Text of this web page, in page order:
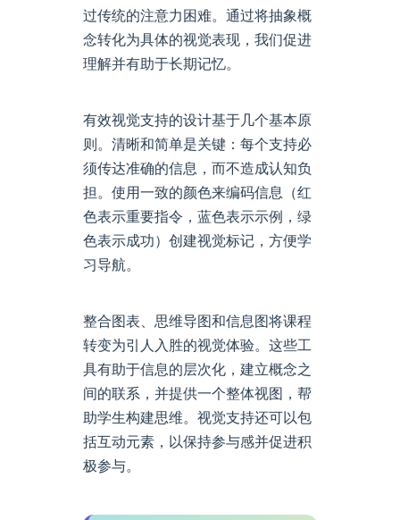
过传统的注意力困难。通过将抽象概
念转化为具体的视觉表现，我们促进
理解并有助于长期记忆。
有效视觉支持的设计基于几个基本原
则。清晰和简单是关键：每个支持必
须传达准确的信息，而不造成认知负
担。使用一致的颜色来编码信息（红
色表示重要指令，蓝色表示示例，绿
色表示成功）创建视觉标记，方便学
习导航。
整合图表、思维导图和信息图将课程
转变为引人入胜的视觉体验。这些工
具有助于信息的层次化，建立概念之
间的联系，并提供一个整体视图，帮
助学生构建思维。视觉支持还可以包
括互动元素，以保持参与感并促进积
极参与。